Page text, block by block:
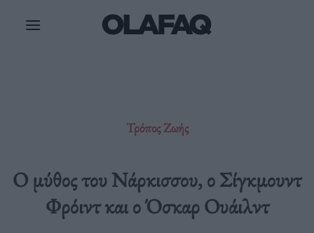
Τρόπος Ζωής
Ο μύθος του Νάρκισσου, ο Σίγκμουντ
Φρόιντ και ο Όσκαρ Ουάιλντ